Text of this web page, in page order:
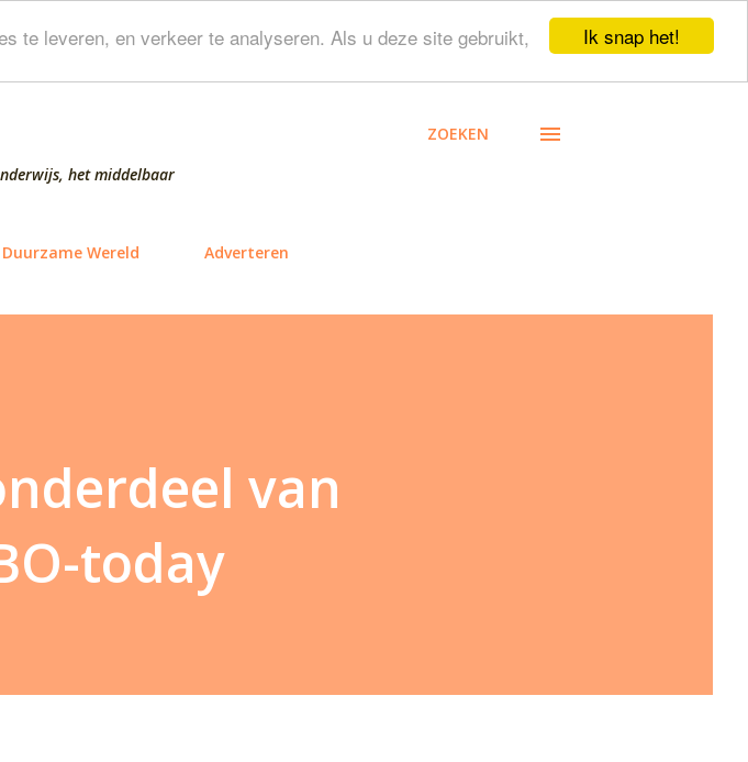
Ik snap het!
te leveren, en verkeer te analyseren. Als u deze site gebruikt,
hoofdcontent
het middelbaar
ZOEKEN
Duurzame Wereld Adverteren
van
today